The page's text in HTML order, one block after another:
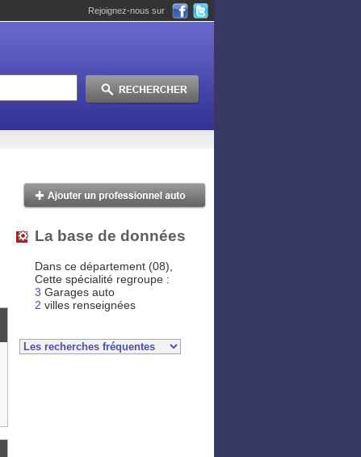
Rejoignez-nous sur
La base de données
Dans ce département (08),
Cette spécialité regroupe :
3 Garages auto
2 villes renseignées